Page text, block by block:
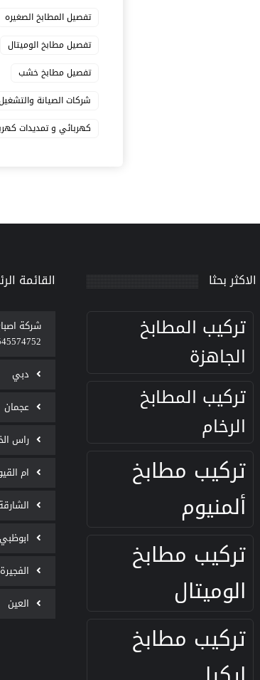
تفصيل المطابخ الصغيره
تفصيل مطابخ الوميتال
تفصيل مطابخ خشب
شركات الصيانة
كهربائي و تمديدات
الاكثر بحثا
تركيب المطابخ
الجاهزة
تركيب المطابخ
الرخام
تركيب مطابخ
ألمنيوم
تركيب مطابخ
الوميتال
تركيب مطابخ
القائمة
‫شركة
دبي
عجمان
راس
ام
ابوظبي
الفجيرة
العين